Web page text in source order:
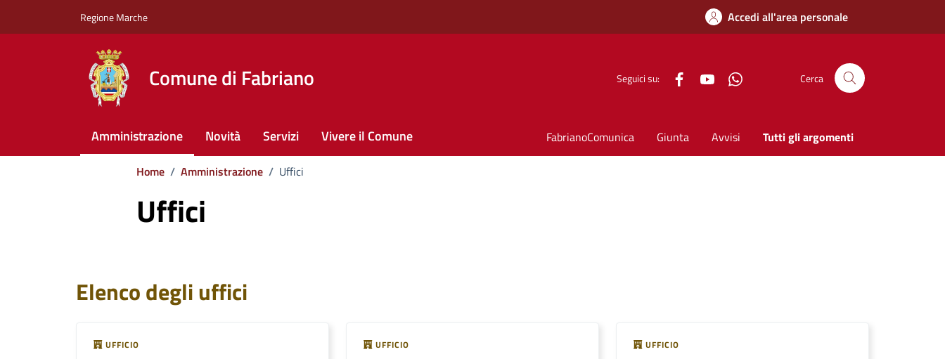
Regione Marche Accedi all'area personale
Comune di Fabriano Seguici su: FacebookYouTube Cerca
Amministrazione Novità Servizi Vivere il Comune FabrianoComunica Giunta Avvisi Tutti gli argomenti
Home / Amministrazione / Uffici
Uffici
Elenco degli uffici
UFFICIO UFFICIO UFFICIO